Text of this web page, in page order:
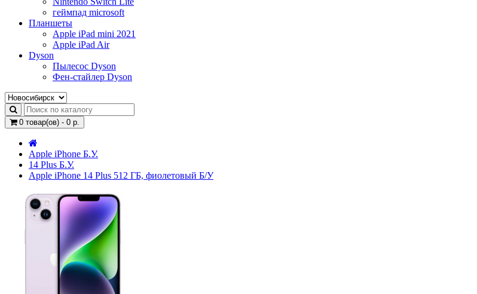
геймпад microsoft
Планшеты
Apple iPad mini 2021
Apple iPad Air
Dyson
Пылесос Dyson
Фен-стайлер Dyson
0 товар(ов) - 0 р.
Apple iPhone Б.У.
14 Plus Б.У.
Apple iPhone 14 Plus 512 ГБ, фиолетовый Б/У